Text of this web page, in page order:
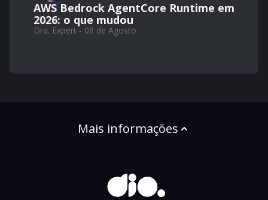
AWS Bedrock AgentCore Runtime em
2026: o que mudou
Dra. Expert - 08 de Agosto
Mais informações